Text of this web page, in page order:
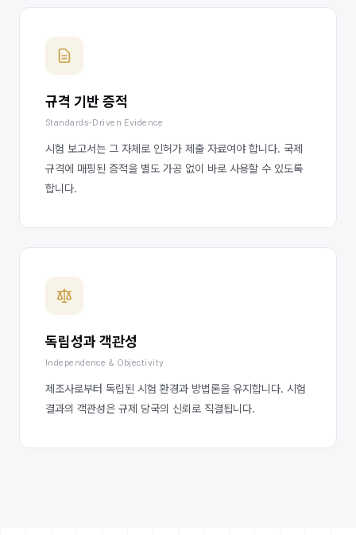
규격 기반 증적
Standards-Driven Evidence
시험 보고서는 그 자체로 인허가 제출 자료여야 합니다. 국제
규격에 매핑된 증적을 별도 가공 없이 바로 사용할 수 있도록
합니다.
독립성과 객관성
Independence & Objectivity
제조사로부터 독립된 시험 환경과 방법론을 유지합니다. 시험
결과의 객관성은 규제 당국의 신뢰로 직결됩니다.